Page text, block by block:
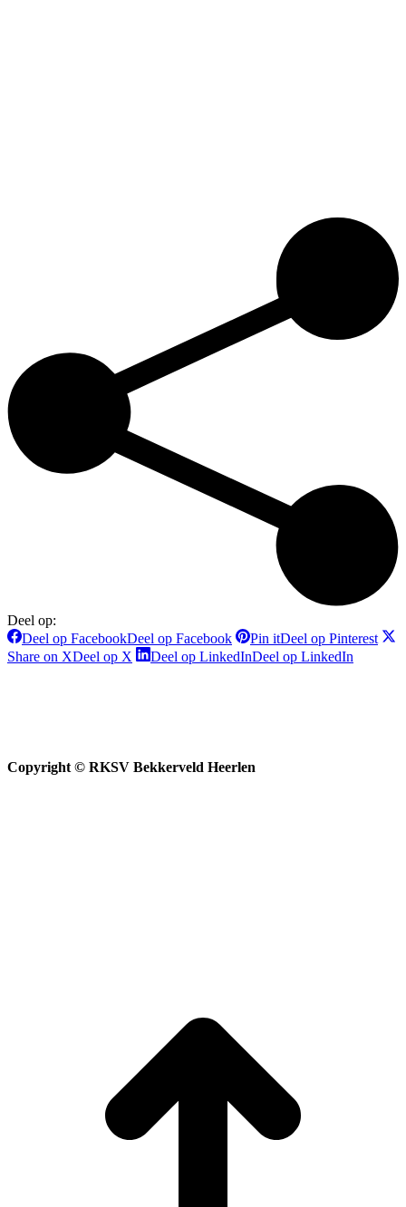
Deel op:
Deel op FacebookDeel op Facebook Pin itDeel op Pinterest
Share on XDeel op X Deel op LinkedInDeel op LinkedIn
Copyright © RKSV Bekkerveld Heerlen